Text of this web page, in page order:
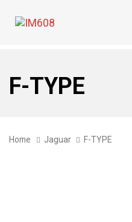
links
to
to
F-TYPE
Home Jaguar F-TYPE